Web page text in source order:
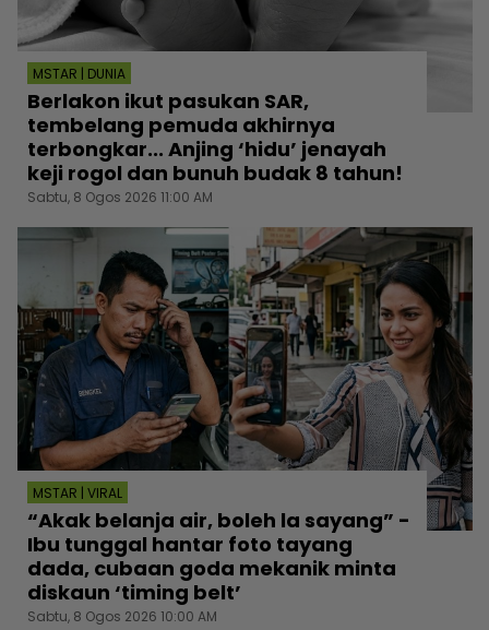
MSTAR | DUNIA
Berlakon ikut pasukan SAR,
tembelang pemuda akhirnya
terbongkar... Anjing ‘hidu’ jenayah
keji rogol dan bunuh budak 8 tahun!
Sabtu, 8 Ogos 2026 11:00 AM
MSTAR | VIRAL
“Akak belanja air, boleh la sayang” -
Ibu tunggal hantar foto tayang
dada, cubaan goda mekanik minta
diskaun ‘timing belt’
Sabtu, 8 Ogos 2026 10:00 AM